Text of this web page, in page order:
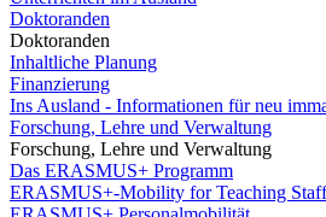
Doktoranden
Doktoranden
Inhaltliche Planung
Finanzierung
Ins Ausland - Informationen für neu
Forschung, Lehre und Verwaltung
Forschung, Lehre und Verwaltung
Das ERASMUS+ Programm
ERASMUS+-Mobility for Teaching Staff